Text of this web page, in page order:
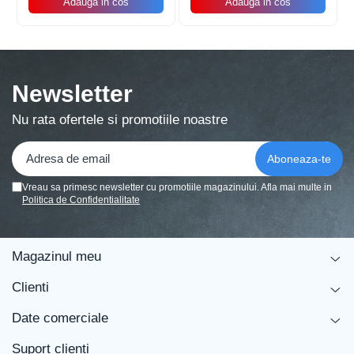
Poate fi umflat cu aer sau heliu.
expunerea directa la soare, aer condiționat, ger sau
alte condiții extreme.
Alege baloanele pentru a transforma orice eveniment într-o
experiența speciala, plina de culoare și eleganța!
Newsletter
Nu rata ofertele si promotiile noastre
Vreau sa primesc newsletter cu promotiile magazinului. Afla mai multe in
Politica de Confidentialitate
Magazinul meu
Clienti
Date comerciale
Suport clienti